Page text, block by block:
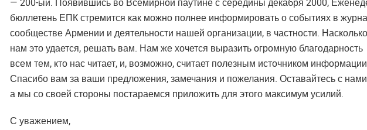
— 200-ый. Появившись во Всемирной паутине с середины декабря 2000,
бюллетень ЕПК стремится как можно полнее информировать о событиях в
сообществе Армении и деятельности нашей организации, в частности. Насколько
нам это удается, решать вам. Нам же хочется выразить огромную благодарность
всем тем, кто нас читает, и, возможно, считает полезным источником
Спасибо вам за ваши предложения, замечания и пожелания. Оставайтесь с
а мы со своей стороны постараемся приложить для этого максимум усилий.
С уважением,